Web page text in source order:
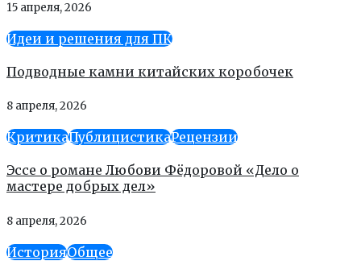
15 апреля, 2026
Идеи и решения для ПК
Подводные камни китайских коробочек
8 апреля, 2026
КритикаПублицистикаРецензии
Эссе о романе Любови Фёдоровой «Дело о
мастере добрых дел»
8 апреля, 2026
ИсторияОбщее